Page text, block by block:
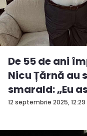
12 septembrie 2025, 12:29
De 55 de ani
Nicu Țărnă au
smarald: „Eu